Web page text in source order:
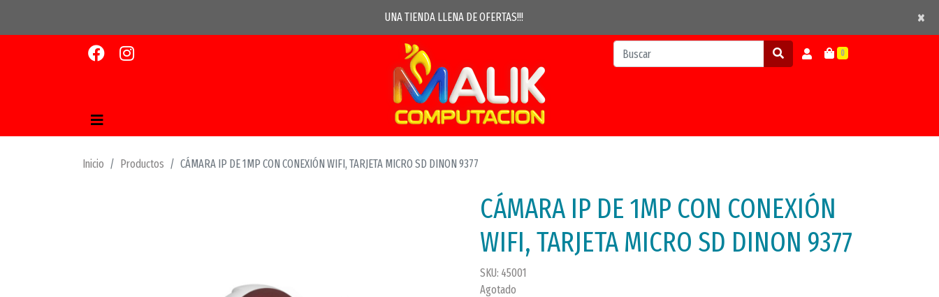
UNA TIENDA LLENA DE OFERTAS!!! ×
×
0
Inicio Productos CÁMARA IP DE 1MP CON CONEXIÓN WIFI, TARJETA MICRO SD DINON 9377
CÁMARA IP DE 1MP CON CONEXIÓN
WIFI, TARJETA MICRO SD DINON 9377
SKU: 45001
Agotado